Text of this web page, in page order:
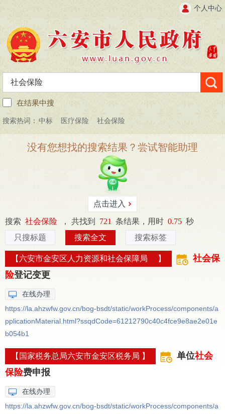
个人中心
在结果中搜
搜索热词： 中标 医疗保险 社会保险
没有您想找的搜索结果？尝试智能助理
点击进入
搜索 社会保险 ， 共找到 721 条结果，用时 0.75 秒
只搜标题
搜索全文 搜索标签
【六安市金安区人力资源和社会保障局 】
社会保
险登记变更
在线办理
https://la.ahzwfw.gov.cn/bog-bsdt/static/workProcess/components/a
pplicationMaterial.html?ssqdCode=61212790c40c4fce9e8ae2e01e
b054b1
【国家税务总局六安市金安区税务局 】 单位社会
保险费申报
在线办理
https://la.ahzwfw.gov.cn/bog-bsdt/static/workProcess/components/a